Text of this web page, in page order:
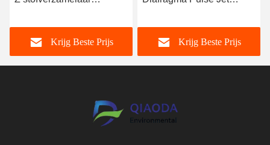
handleiding
Krijg Beste Prijs
Z/Y/T/2L-B-G3/4
Krijg Beste Prijs